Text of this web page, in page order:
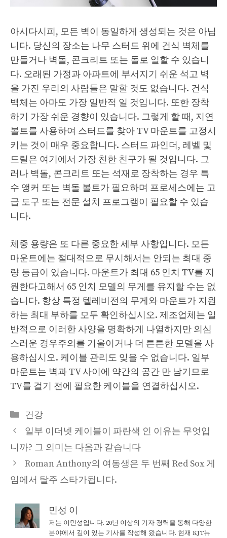
아시다시피, 모든 벽이 동일하게 생성되는 것은 아닙
니다. 당신의 장소는 나무 스터드 위에 건식 벽체를
만들거나 벽돌, 콘크리트 또는 돌로 일할 수 있습니
다. 오래된 가정과 아파트에 부서지기 쉬운 석고 벽
을 가진 우리의 사람들은 말할 것도 없습니다. 건식
벽체는 아마도 가장 일반적 일 것입니다. 또한 장착
하기 가장 쉬운 경향이 있습니다. 그렇게 할 때, 지연
볼트를 사용하여 스터드를 찾아 TV 마운트를 고정시
키는 것이 매우 중요합니다. 스터드 파인더, 레벨 및
드릴은 여기에서 가장 친한 친구가 될 것입니다. 그
러나 벽돌, 콘크리트 또는 석재로 장착하는 경우 특
수 앵커 또는 벽돌 볼트가 필요하며 프로세스에는 고
급 도구 또는 전문 설치 프로그램이 필요할 수 있습
니다.
체중 용량은 또 다른 중요한 세부 사항입니다. 모든
마운트에는 절대적으로 무시해서는 안되는 최대 중
량 등급이 있습니다. 마운트가 최대 65 인치 TV를 지
원한다고해서 65 인치 모델의 무게를 유지할 수는 없
습니다. 항상 특정 텔레비전의 무게와 마운트가 지원
하는 최대 부하를 모두 확인하십시오. 제조업체는 일
반적으로 이러한 사양을 명확하게 나열하지만 의심
스러운 경우주의를 기울이거나 더 튼튼한 모델을 사
용하십시오. 케이블 관리도 잊을 수 없습니다. 일부
마운트는 벽과 TV 사이에 약간의 공간 만 남기므로
TV를 걸기 전에 필요한 케이블을 연결하십시오.
Categories
건강
일부 이더넷 케이블이 파란색 인 이유는 무엇입
니까? 그 의미는 다음과 같습니다
Roman Anthony의 여동생은 두 번째 Red Sox 게
임에서 탈주 스타가됩니다.
민성 이
저는 이민성입니다. 20년 이상의 기자 경력을 통해 다양한
분야에서 깊이 있는 기사를 작성해 왔습니다. 현재 KJT뉴